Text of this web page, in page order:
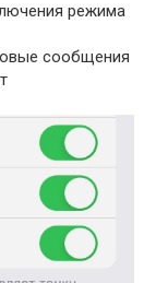
режима
сообщения